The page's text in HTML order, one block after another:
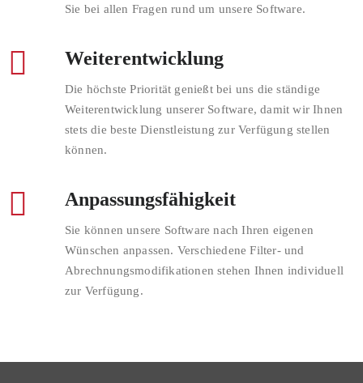
Sie bei allen Fragen rund um unsere Software.
Weiterentwicklung
Die höchste Priorität genießt bei uns die ständige
Weiterentwicklung unserer Software, damit wir Ihnen
stets die beste Dienstleistung zur Verfügung stellen
können.
Anpassungsfähigkeit
Sie können unsere Software nach Ihren eigenen
Wünschen anpassen. Verschiedene Filter- und
Abrechnungsmodifikationen stehen Ihnen individuell
zur Verfügung.